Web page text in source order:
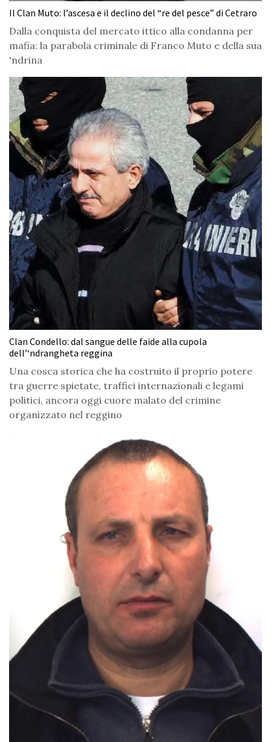
Il Clan Muto: l’ascesa e il declino del “re del pesce” di Cetraro
Dalla conquista del mercato ittico alla condanna per
mafia: la parabola criminale di Franco Muto e della sua
'ndrina
Clan Condello: dal sangue delle faide alla cupola
dell’‘ndrangheta reggina
Una cosca storica che ha costruito il proprio potere
tra guerre spietate, traffici internazionali e legami
politici, ancora oggi cuore malato del crimine
organizzato nel reggino